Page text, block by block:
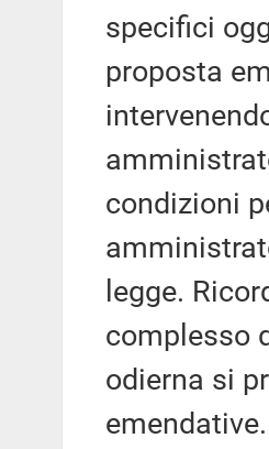
specifici
proposta
condizioni
legge.
complesso
odierna si